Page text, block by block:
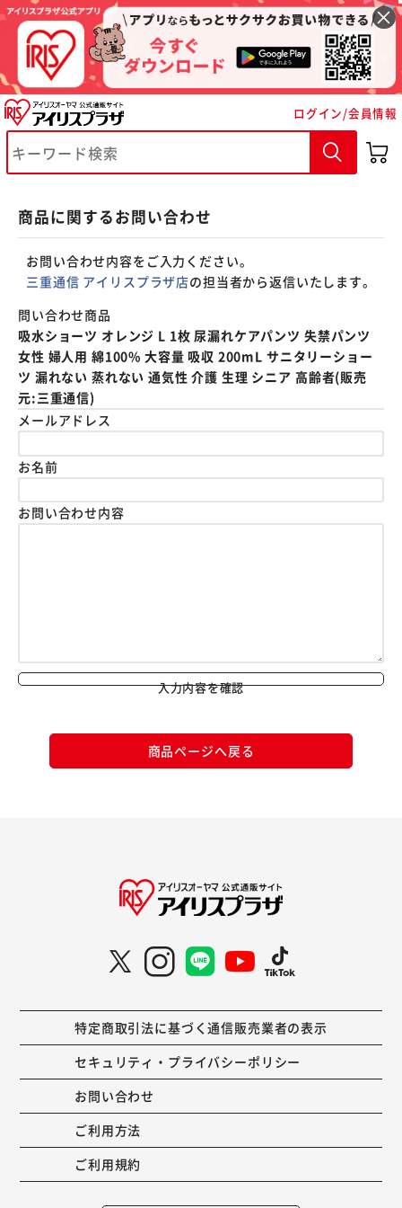
ログイン/会員情報
商品に関するお問い合わせ
お問い合わせ内容をご入力ください。
三重通信 アイリスプラザ店の担当者から返信いたします。
問い合わせ商品
吸水ショーツ オレンジ L 1枚 尿漏れケアパンツ 失禁パンツ
女性 婦人用 綿100% 大容量 吸収 200mL サニタリーショー
ツ 漏れない 蒸れない 通気性 介護 生理 シニア 高齢者(販売
元:三重通信)
メールアドレス
お名前
お問い合わせ内容
入力内容を確認
商品ページへ戻る
特定商取引法に基づく通信販売業者の表示
セキュリティ・プライバシーポリシー
お問い合わせ
ご利用方法
ご利用規約
※ご確認ください
カートに入れる